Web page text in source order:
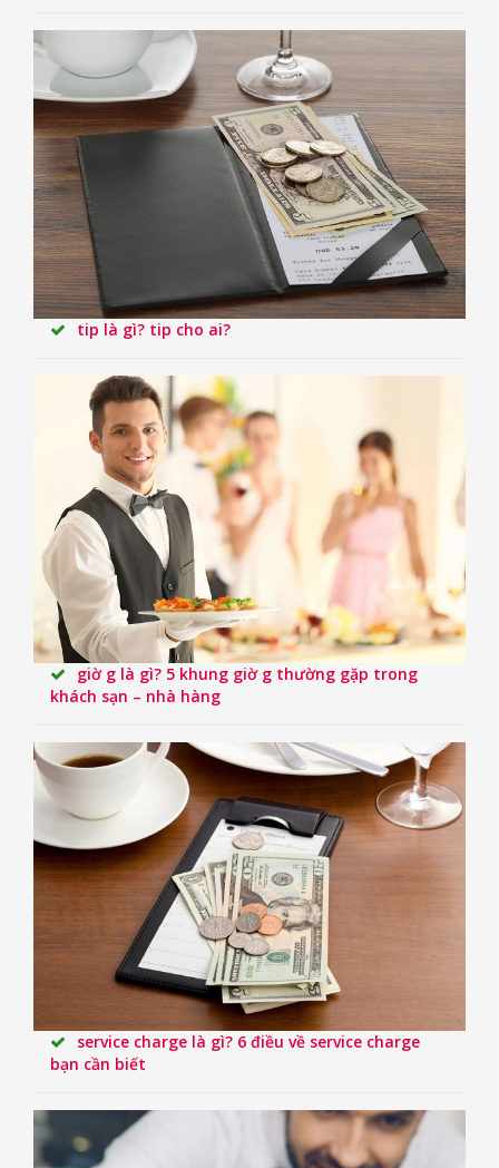
tip là gì? tip cho ai?
giờ g là gì? 5 khung giờ g thường gặp trong
khách sạn – nhà hàng
service charge là gì? 6 điều về service charge
bạn cần biết